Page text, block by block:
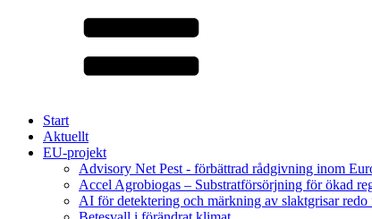
Start
Aktuellt
EU-projekt
Advisory Net Pest - förbättrad rådgivning inom
Accel Agrobiogas – Substratförsörjning för ökad
AI för detektering och märkning av slaktgrisar redo